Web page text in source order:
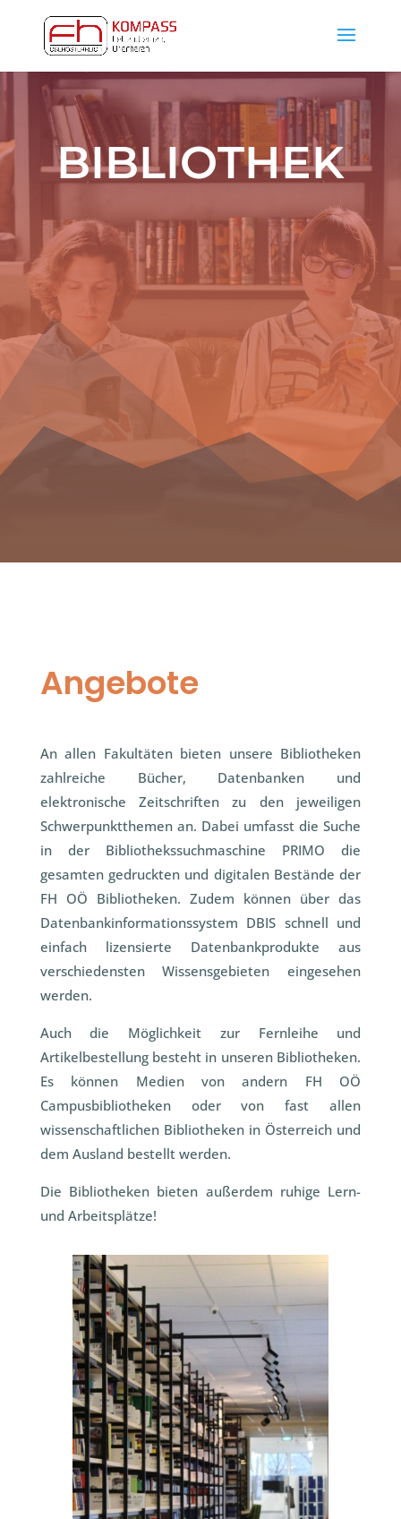
BIBLIOTHEK
Angebote
An allen Fakultäten bieten unsere Bibliotheken
zahlreiche Bücher, Datenbanken und
elektronische Zeitschriften zu den jeweiligen
Schwerpunktthemen an. Dabei umfasst die Suche
in der Bibliothekssuchmaschine PRIMO die
gesamten gedruckten und digitalen Bestände der
FH OÖ Bibliotheken. Zudem können über das
Datenbankinformationssystem DBIS schnell und
einfach lizensierte Datenbankprodukte aus
verschiedensten Wissensgebieten eingesehen
werden.
Auch die Möglichkeit zur Fernleihe und
Artikelbestellung besteht in unseren Bibliotheken.
Es können Medien von andern FH OÖ
Campusbibliotheken oder von fast allen
wissenschaftlichen Bibliotheken in Österreich und
dem Ausland bestellt werden.
Die Bibliotheken bieten außerdem ruhige Lern-
und Arbeitsplätze!